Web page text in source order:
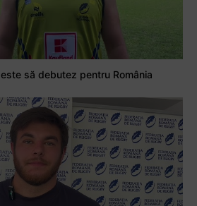
să debutez pentru România